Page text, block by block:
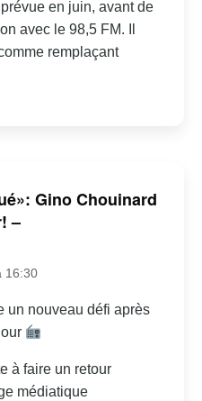
en juin, avant de
avec le 98,5 FM. Il
remplaçant
Gino Chouinard
–
16:30
un nouveau défi après
à faire un retour
médiatique